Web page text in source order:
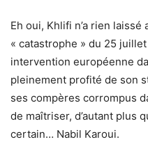
Eh oui, Khlifi n’a rien
« catastrophe » du 25
intervention européenne
pleinement profité de son
ses compères corrompus
de maîtriser, d’autant plus
certain… Nabil Karoui.